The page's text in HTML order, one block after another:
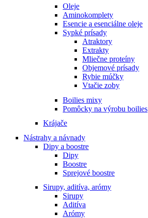
Oleje
Aminokomplety
Esencie a esenciálne oleje
Sypké prísady
Atraktory
Extrakty
Mliečne proteíny
Objemové prísady
Rybie múčky
Vtačie zoby
Boilies mixy
Pomôcky na výrobu boilies
Krájače
Nástrahy a návnady
Dipy a boostre
Dipy
Boostre
Sprejové boostre
Sirupy, aditíva, arómy
Sirupy
Aditíva
Arómy